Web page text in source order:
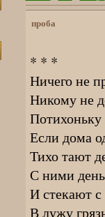
проба
* * *
Ничего не
Никому не
Если дома
Тихо тают
С ними
И стекают с
В лужу